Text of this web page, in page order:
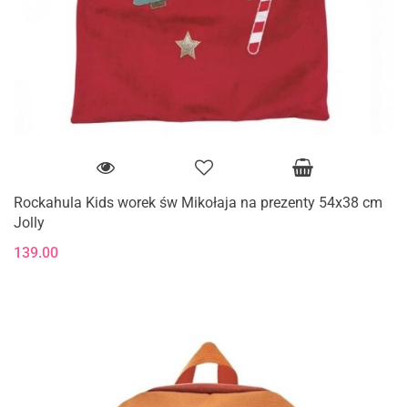
Rockahula Kids worek św Mikołaja na prezenty 54x38 cm
Jolly
139.00